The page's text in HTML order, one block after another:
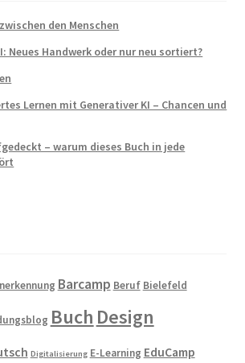
den Menschen
Neues Handwerk oder nur neu sortiert?
Lernen mit Generativer KI – Chancen und
– warum dieses Buch in jede
Barcamp Beruf Bielefeld
Buch Design
Digitalisierung E-Learning EduCamp